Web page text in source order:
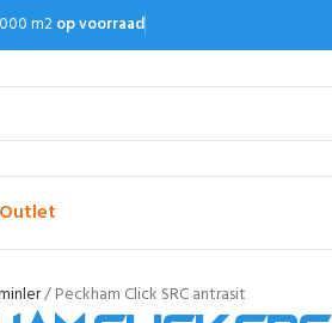
m2op voorraad
Peckham Click SRC antrasit